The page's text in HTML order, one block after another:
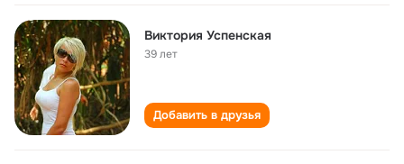
Виктория Успенская
39 лет
Добавить в друзья